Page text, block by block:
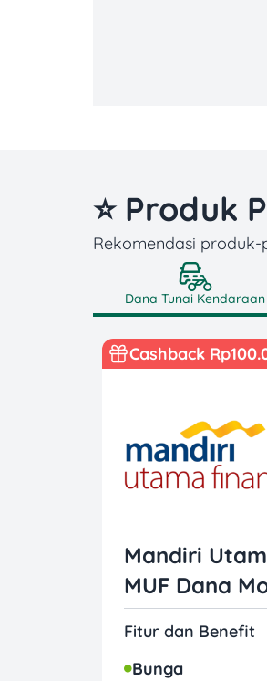
⭐ Produk
Rekomendasi
Dana Tunai Kendaraan
Cashback
Mandiri
MUF Dana
Fitur dan Benefit
Bunga